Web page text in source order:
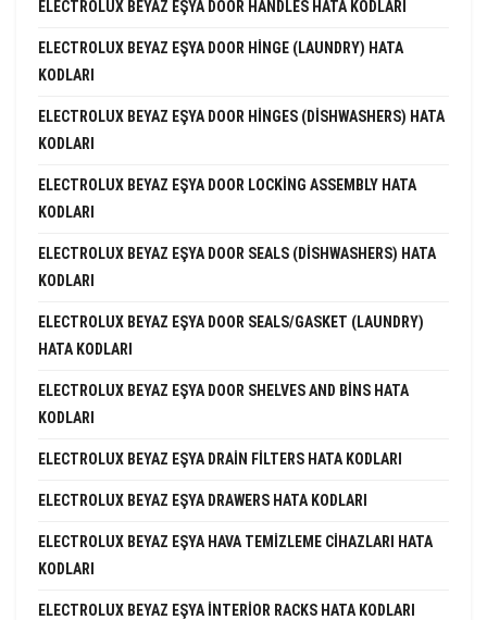
ELECTROLUX BEYAZ EŞYA DOOR HANDLES HATA KODLARI
ELECTROLUX BEYAZ EŞYA DOOR HINGE (LAUNDRY) HATA
KODLARI
ELECTROLUX BEYAZ EŞYA DOOR HINGES (DISHWASHERS) HATA
KODLARI
ELECTROLUX BEYAZ EŞYA DOOR LOCKING ASSEMBLY HATA
KODLARI
ELECTROLUX BEYAZ EŞYA DOOR SEALS (DISHWASHERS) HATA
KODLARI
ELECTROLUX BEYAZ EŞYA DOOR SEALS/GASKET (LAUNDRY)
HATA KODLARI
ELECTROLUX BEYAZ EŞYA DOOR SHELVES AND BINS HATA
KODLARI
ELECTROLUX BEYAZ EŞYA DRAIN FILTERS HATA KODLARI
ELECTROLUX BEYAZ EŞYA DRAWERS HATA KODLARI
ELECTROLUX BEYAZ EŞYA HAVA TEMIZLEME CIHAZLARI HATA
KODLARI
ELECTROLUX BEYAZ EŞYA INTERIOR RACKS HATA KODLARI